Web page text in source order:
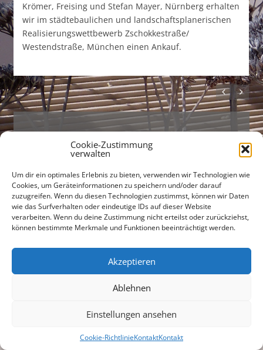
Cookie-Zustimmung
verwalten
Um dir ein optimales Erlebnis zu bieten, verwenden wir Technologien wie
Cookies, um Geräteinformationen zu speichern und/oder darauf
zuzugreifen. Wenn du diesen Technologien zustimmst, können wir Daten
wie das Surfverhalten oder eindeutige IDs auf dieser Website
verarbeiten. Wenn du deine Zustimmung nicht erteilst oder zurückziehst,
können bestimmte Merkmale und Funktionen beeinträchtigt werden.
Akzeptieren
Ablehnen
Einstellungen ansehen
Cookie-RichtlinieKontaktKontakt
Krömer, Freising und Stefan Mayer, Nürnberg erhalten
wir im städtebaulichen und landschaftsplanerischen
Realisierungswettbewerb Zschokkestraße/
Westendstraße, München einen Ankauf.
Untere Bachgasse 15
93047 Regensburg
Tel +49 (0)941 565745
Fax +49 (0)941 56712301
buero@freiraumarchitekten.com